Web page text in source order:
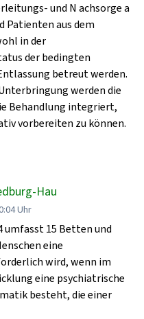
und N achsorge a
Patienten aus dem
in der
der bedingten
betreut werden.
werden die
Behandlung integriert,
vorbereiten zu können.
Hau
Uhr
15 Betten und
eine
wird, wenn im
eine psychiatrische
besteht, die einer